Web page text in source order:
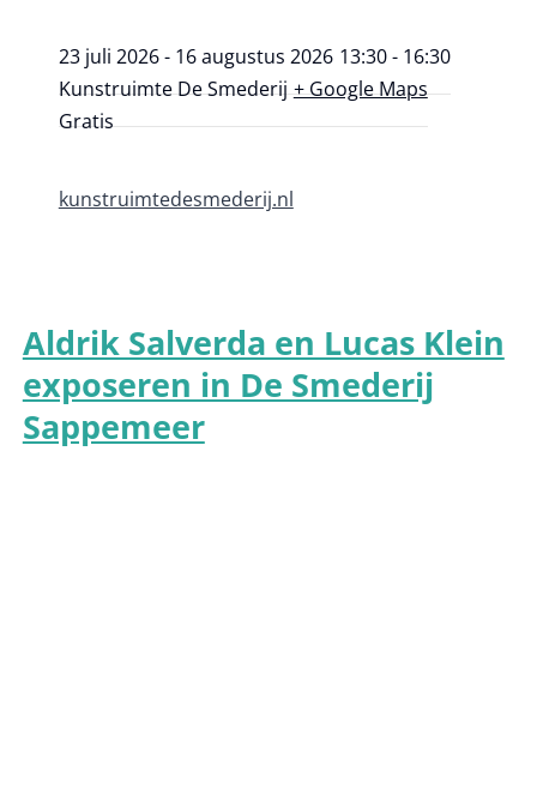
23 juli 2026 - 16 augustus 2026 13:30 - 16:30
Kunstruimte De Smederij + Google Maps
Gratis
kunstruimtedesmederij.nl
Aldrik Salverda en Lucas Klein
exposeren in De Smederij
Sappemeer